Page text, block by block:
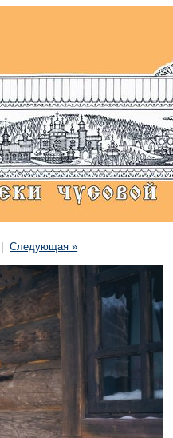
|Следующая »